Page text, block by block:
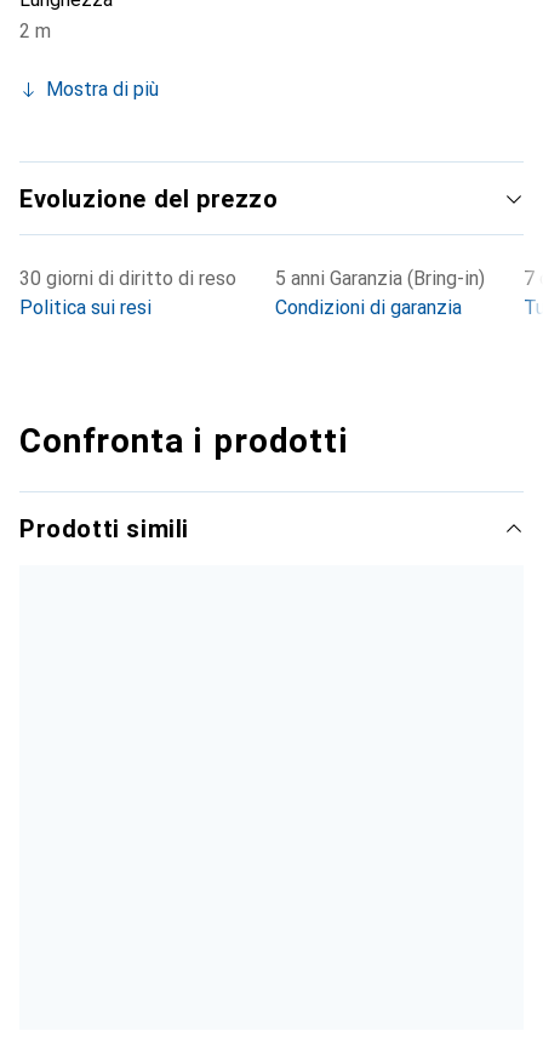
2 m
Mostra di più
Evoluzione del prezzo
30 giorni di diritto di reso
Politica sui resi
5 anni Garanzia (Bring-in)
Condizioni di garanzia
7
Confronta i prodotti
Prodotti simili